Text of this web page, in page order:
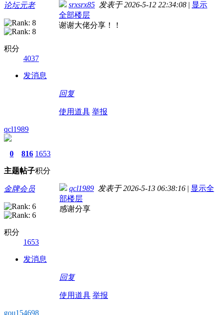
论坛元老
积分
4037
发消息
srxsrx85 发表于 2026-5-12 22:34:08 | 显示
全部楼层
谢谢大佬分享！！
回复
使用道具 举报
qcl1989
0
主题
816
帖子
1653
积分
金牌会员
积分
1653
发消息
qcl1989 发表于 2026-5-13 06:38:16 | 显示全
部楼层
感谢分享
回复
使用道具 举报
gou154698